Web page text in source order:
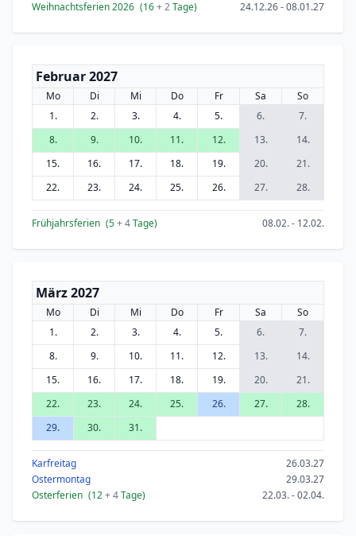
Weihnachtsferien 2026 (16+ 2Tage) 24.12.26 - 08.01.27
Februar 2027
Mo Di Mi Do Fr Sa
So
1.
2. 3. 4. 5. 6.
7.
8.
9. 10. 11. 12. 13.
14.
15.
16. 17. 18. 19. 20.
21.
22.
23. 24. 25. 26. 27. 28.
Frühjahrsferien (5+ 4Tage) 08.02. - 12.02.
März 2027
Mo Di Mi Do Fr Sa
So
1.
2. 3. 4. 5. 6.
7.
8.
9. 10. 11. 12. 13.
14.
15.
16. 17. 18. 19. 20.
21.
22.
23. 24. 25. 26. 27.
28.
29.
30. 31.
Karfreitag
26.03.27
Ostermontag
29.03.27
Osterferien (12+ 4Tage) 22.03. - 02.04.